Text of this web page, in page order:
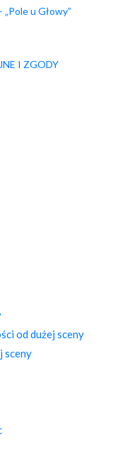
u Głowy”
I ZGODY
od dużej sceny
sceny